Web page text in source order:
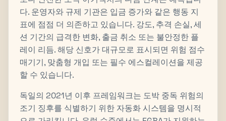
다. 운영자와 규제 기관은 입금 증가와 같은 행동 지
표에 점점 더 의존하고 있습니다. 강도, 추격 손실, 세
션 기간의 급격한 변화, 출금 취소 또는 불안정한 플
레이 리듬. 해당 신호가 대규모로 표시되면 위험 점수
매기기, 맞춤형 개입 또는 필수 에스컬레이션을 제공
할 수 있습니다.
독일의 2021년 이후 프레임워크는 도박 중독 위험의
조기 징후를 식별하기 위한 자동화 시스템을 명시적